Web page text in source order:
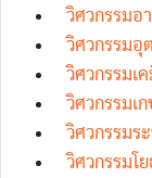
วิศวกรรมอ
วิศวกรรมอุ
วิศวกรรมเ
วิศวกรรมเ
วิศวกรรมร
วิศวกรรมโ